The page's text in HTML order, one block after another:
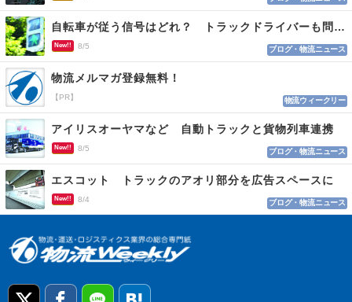
自転車が従う信号はどれ？ トラックドライバーも問われる認識
New!! 8/5 ブログ・物流ニュース
物流メルマガ登録無料！
【PR】 物流ウィークリー
アイリスオーヤマなど 自動トラックと貨物列車連携
New!! 8/5 ブログ・物流ニュース
エスコット トラックのアオリ部分を広告スペースに
New!! 8/4 ブログ・物流ニュース